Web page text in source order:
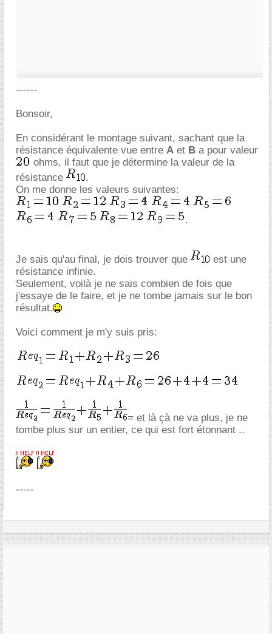
------
Bonsoir,
En considérant le montage suivant, sachant que la
résistance équivalente vue entre A et B a pour valeur
ohms, il faut que je détermine la valeur de la
résistance
.
On me donne les valeurs suivantes:
.
Je sais qu'au final, je dois trouver que
est une
résistance infinie.
Seulement, voilà je ne sais combien de fois que
j'essaye de le faire, et je ne tombe jamais sur le bon
résultat.
Voici comment je m'y suis pris:
= et là çà ne va plus, je ne
tombe plus sur un entier, ce qui est fort étonnant ..
-----